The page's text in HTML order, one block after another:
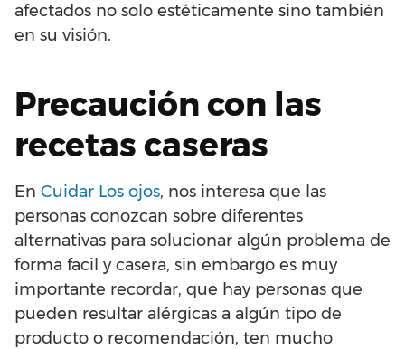
afectados no solo estéticamente sino también
en su visión.
Precaución con las
recetas caseras
En Cuidar Los ojos, nos interesa que las
personas conozcan sobre diferentes
alternativas para solucionar algún problema de
forma facil y casera, sin embargo es muy
importante recordar, que hay personas que
pueden resultar alérgicas a algún tipo de
producto o recomendación, ten mucho